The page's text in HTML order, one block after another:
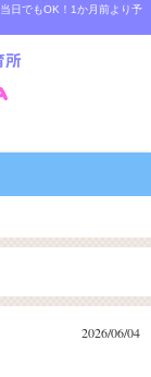
日でもOK！1か月前より予
2026/06/04